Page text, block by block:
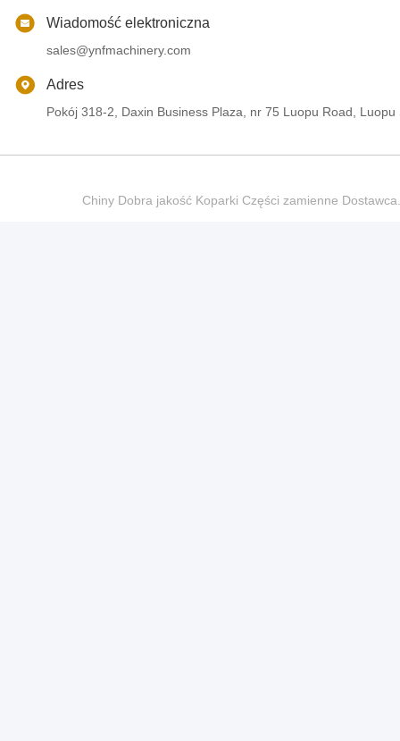
Wiadomość elektroniczna
sales@ynfmachinery.com
Adres
Pokój 318-2, Daxin Business Plaza, nr 75 Luopu Road,
Chiny Dobra jakość Koparki Części zamienne